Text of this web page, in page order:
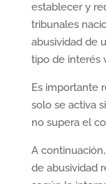
establecer y
tribunales
abusividad de
tipo de interés
Es importante
solo se activa
no supera el
A
de abusividad